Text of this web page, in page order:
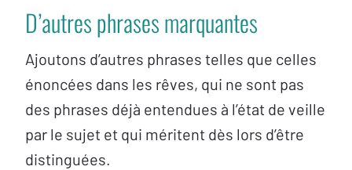
D’autres phrases marquantes
Ajoutons d’autres phrases telles que celles
énoncées dans les rêves, qui ne sont pas
des phrases déjà entendues à l’état de veille
par le sujet et qui méritent dès lors d’être
distinguées.